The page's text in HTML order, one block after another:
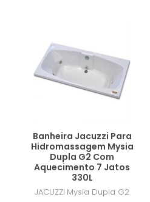
Banheira Jacuzzi Para
Hidromassagem Mysia
Dupla G2 Com
Aquecimento 7 Jatos
330L
JACUZZI Mysia Dupla G2